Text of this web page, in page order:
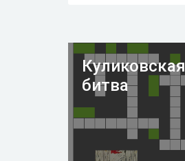
Куликовская
битва